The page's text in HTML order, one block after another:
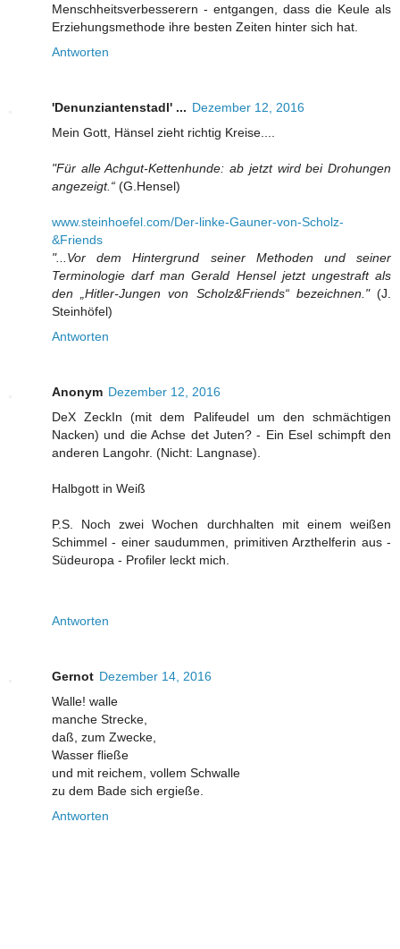
Menschheitsverbesserern - entgangen, dass die Keule als
Erziehungsmethode ihre besten Zeiten hinter sich hat.
Antworten
'Denunziantenstadl' ... Dezember 12, 2016
Mein Gott, Hänsel zieht richtig Kreise....
"Für alle Achgut-Kettenhunde: ab jetzt wird bei Drohungen
angezeigt.“ (G.Hensel)
www.steinhoefel.com/Der-linke-Gauner-von-Scholz-
&Friends
"...Vor dem Hintergrund seiner Methoden und seiner
Terminologie darf man Gerald Hensel jetzt ungestraft als
den „Hitler-Jungen von Scholz&Friends“ bezeichnen."(J.
Steinhöfel)
Antworten
Anonym Dezember 12, 2016
DeX ZeckIn (mit dem Palifeudel um den schmächtigen
Nacken) und die Achse det Juten? - Ein Esel schimpft den
anderen Langohr. (Nicht: Langnase).
Halbgott in Weiß
P.S. Noch zwei Wochen durchhalten mit einem weißen
Schimmel - einer saudummen, primitiven Arzthelferin aus -
Südeuropa - Profiler leckt mich.
Antworten
Gernot Dezember 14, 2016
Walle! walle
manche Strecke,
daß, zum Zwecke,
Wasser fließe
und mit reichem, vollem Schwalle
zu dem Bade sich ergieße.
Antworten